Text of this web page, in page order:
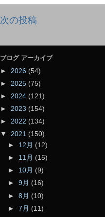
次の投稿
ブログ アーカイブ
► 2026 (54)
► 2025 (75)
► 2024 (121)
► 2023 (154)
► 2022 (134)
▼ 2021 (150)
► 12月 (12)
► 11月 (15)
► 10月 (9)
►9月 (16)
►8月 (10)
►7月 (11)